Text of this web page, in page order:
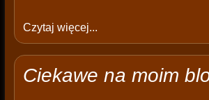
Czytaj więcej...
Ciekawe na moim